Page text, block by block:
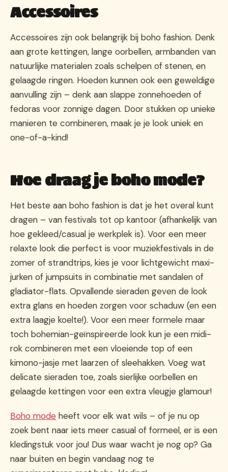
Accessoires
Accessoires zijn ook belangrijk bij boho fashion. Denk
aan grote kettingen, lange oorbellen, armbanden van
natuurlijke materialen zoals schelpen of stenen, en
gelaagde ringen. Hoeden kunnen ook een geweldige
aanvulling zijn – denk aan slappe zonnehoeden of
fedoras voor zonnige dagen. Door stukken op unieke
manieren te combineren, maak je je look uniek en
one-of-a-kind!
Hoe draag je boho mode?
Het beste aan boho fashion is dat je het overal kunt
dragen – van festivals tot op kantoor (afhankelijk van
hoe gekleed/casual je werkplek is). Voor een meer
relaxte look die perfect is voor muziekfestivals in de
zomer of strandtrips, kies je voor lichtgewicht maxi-
jurken of jumpsuits in combinatie met sandalen of
gladiator-flats. Opvallende sieraden geven de look
extra glans en hoeden zorgen voor schaduw (en een
extra laagje koelte!). Voor een meer formele maar
toch bohemian-geïnspireerde look kun je een midi-
rok combineren met een vloeiende top of een
kimono-jasje met laarzen of sleehakken. Voeg wat
delicate sieraden toe, zoals sierlijke oorbellen en
gelaagde kettingen voor een extra vleugje glamour!
Boho mode heeft voor elk wat wils – of je nu op
zoek bent naar iets meer casual of formeel, er is een
kledingstuk voor jou! Dus waar wacht je nog op? Ga
naar buiten en begin vandaag nog te